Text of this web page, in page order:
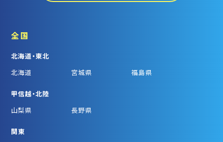
全国
北海道・東北
北海道
宮城県 福島県
甲信越・北陸
山梨県
長野県
関東